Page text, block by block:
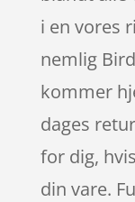
i en vores
nemlig
kommer
dages
for dig,
din vare.